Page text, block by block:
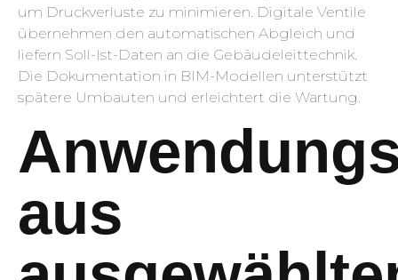
um Druckverluste zu minimieren. Digitale Ventile
übernehmen den automatischen Abgleich und
liefern Soll-Ist-Daten an die Gebäudeleittechnik.
Die Dokumentation in BIM-Modellen unterstützt
spätere Umbauten und erleichtert die Wartung.
aus